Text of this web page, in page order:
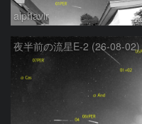
alphavir
夜半前の流星E-2 (26-08-02)